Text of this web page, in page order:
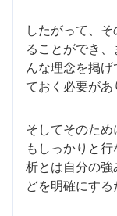
したがって、
ることができ
んな理念を掲
ておく必要があ
そしてそのため
もしっかりと
析とは自分の
どを明確にする